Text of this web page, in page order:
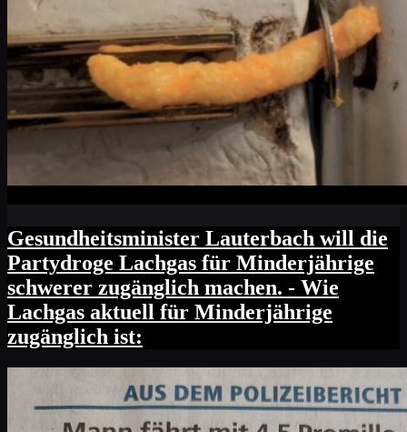
Gesundheitsminister Lauterbach will die
Partydroge Lachgas für Minderjährige
schwerer zugänglich machen. - Wie
Lachgas aktuell für Minderjährige
zugänglich ist: